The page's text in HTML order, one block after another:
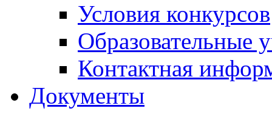
Условия конкурсов
Образовательные
Контактная
Документы